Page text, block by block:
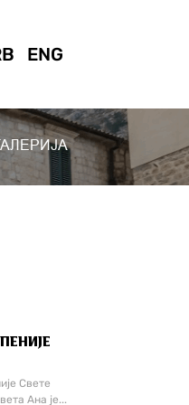
ENG
Свете
Ана је...